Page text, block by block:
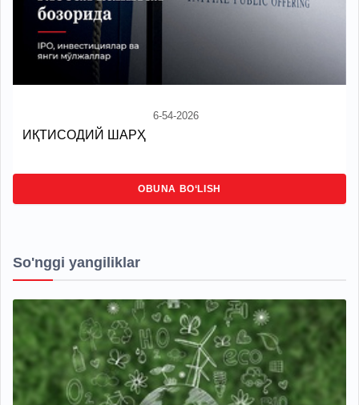
6-54-2026
ИҚТИСОДИЙ ШАРҲ
OBUNA BO‘LISH
So'nggi yangiliklar